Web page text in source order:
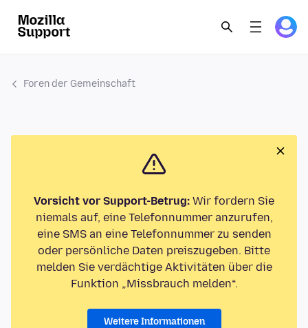
Foren der Gemeinschaft
Vorsicht vor Support-Betrug: Wir fordern Sie
niemals auf, eine Telefonnummer anzurufen,
eine SMS an eine Telefonnummer zu senden
oder persönliche Daten preiszugeben. Bitte
melden Sie verdächtige Aktivitäten über die
Funktion „Missbrauch melden“.
Weitere Informationen